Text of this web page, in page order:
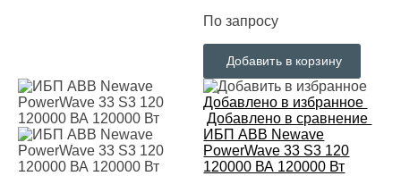
По запросу
Добавить в корзину
Добавлено в избранное
Добавлено в сравнение
ИБП ABB Newave
PowerWave 33 S3 120
120000 ВА 120000 Вт